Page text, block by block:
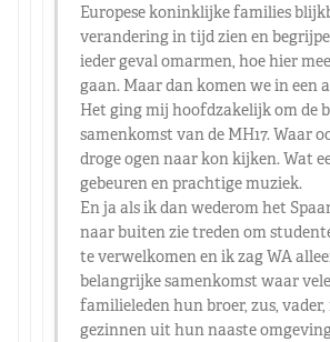
Europese koninklijke families
verandering in tijd zien en
ieder geval omarmen, hoe hier
gaan. Maar dan komen we in een
Het ging mij hoofdzakelijk om de
samenkomst van de MH17. Waar
droge ogen naar kon kijken. Wat
gebeuren en prachtige muziek.
En ja als ik dan wederom het
naar buiten zie treden om
te verwelkomen en ik zag WA
belangrijke samenkomst waar
familieleden hun broer, zus, vader,
gezinnen uit hun naaste